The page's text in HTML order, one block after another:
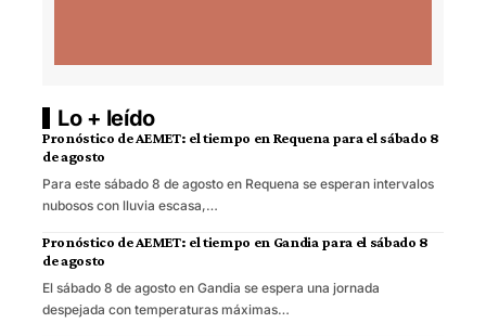
Lo + leído
Pronóstico de AEMET: el tiempo en Requena para el sábado 8
de agosto
Para este sábado 8 de agosto en Requena se esperan intervalos
nubosos con lluvia escasa,…
Pronóstico de AEMET: el tiempo en Gandia para el sábado 8
de agosto
El sábado 8 de agosto en Gandia se espera una jornada
despejada con temperaturas máximas…